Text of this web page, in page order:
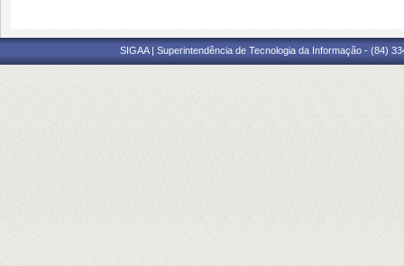
SIGAA | Superintendência de Tecnologia da Informação - (84)